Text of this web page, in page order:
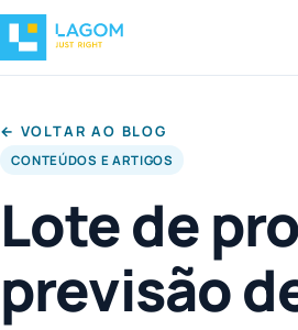
← VOLTAR AO BLOG
CONTEÚDOS E ARTIGOS
Lote de
previsão